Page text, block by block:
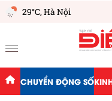
29°C,Hà Nội
CHUYỂN ĐỘNG SỐ